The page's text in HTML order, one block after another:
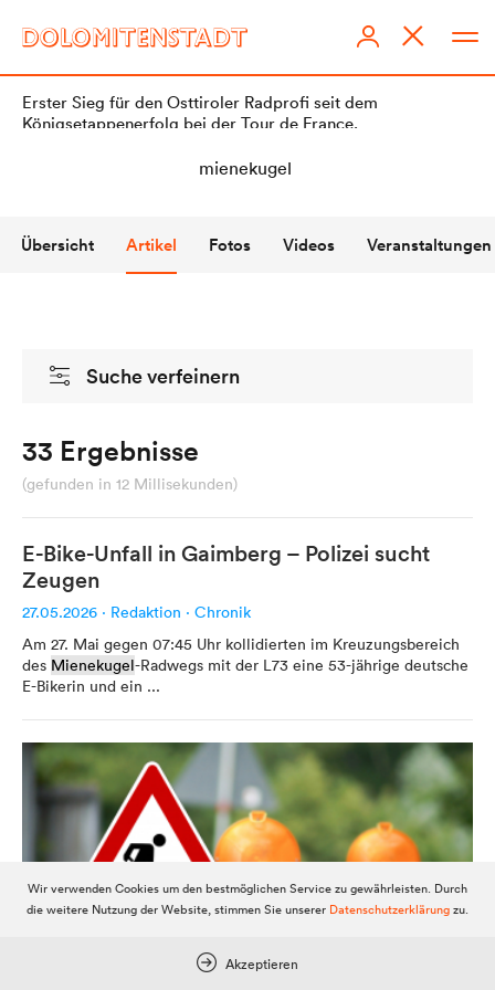
Übersicht Artikel Fotos Videos Veranstaltungen
Suche verfeinern
33 Ergebnisse
(gefunden in 12 Millisekunden)
E-Bike-Unfall in Gaimberg – Polizei sucht
Zeugen
27.05.2026 · Redaktion · Chronik
Am 27. Mai gegen 07:45 Uhr kollidierten im Kreuzungsbereich
des Mienekugel-Radwegs mit der L73 eine 53-jährige deutsche
E-Bikerin und ein ...
Erster Sieg für den Osttiroler Radprofi seit dem
Königsetappenerfolg bei der Tour de France.
DOLOMITENSTADT
Redaktionsstatut
KI-Richtlinien
Werbung
Anzeigenpreise
Anfragen / Kontakt
Mein Dolomitenstadt.at
Anmelden
Registrieren
Wir verwenden Cookies um den bestmöglichen Service zu gewährleisten. Durch
die weitere Nutzung der Website, stimmen Sie unserer Datenschutzerklärungzu.
Akzeptieren